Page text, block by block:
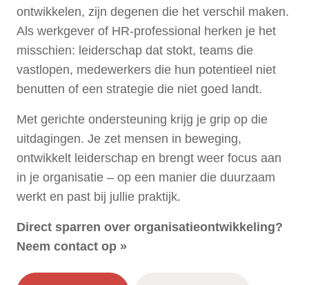
ontwikkelen, zijn degenen die het verschil maken.
Als werkgever of HR-professional herken je het
misschien: leiderschap dat stokt, teams die
vastlopen, medewerkers die hun potentieel niet
benutten of een strategie die niet goed landt.
Met gerichte ondersteuning krijg je grip op die
uitdagingen. Je zet mensen in beweging,
ontwikkelt leiderschap en brengt weer focus aan
in je organisatie – op een manier die duurzaam
werkt en past bij jullie praktijk.
Direct sparren over organisatieontwikkeling?
Neem contact op »